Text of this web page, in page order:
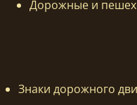
Дорожные и
Знаки дорожного